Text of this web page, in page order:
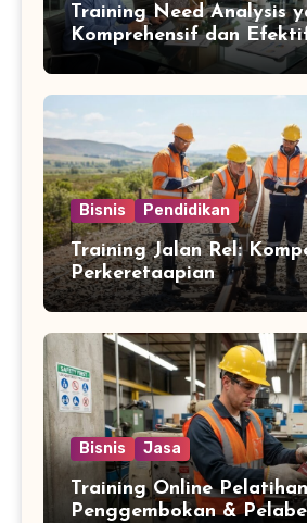
Training Need Analysis
Komprehensif dan
Bisnis Pendidikan
Training Jalan Rel:
Perkeretaapian
Bisnis Jasa
Training Online Pelatihan
Penggembokan &